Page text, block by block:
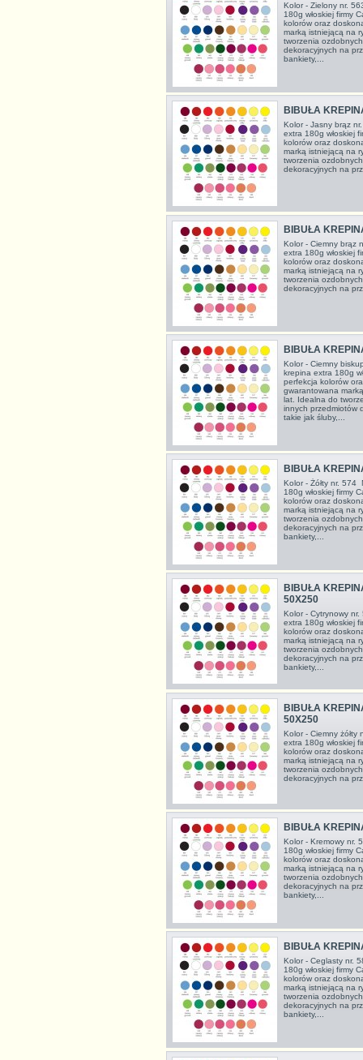
Kolor - Zielony nr.
180g włoskiej firmy
kolorów oraz
marką istniejącą na
tworzenia
dekoracyjnych na
bankiety,...
BIBUŁA
Kolor - Jasny brąz
extra 180g włoskiej
kolorów oraz
marką istniejącą na
tworzenia
dekoracyjnych na
BIBUŁA
Kolor - Ciemny brąz
extra 180g włoskiej
kolorów oraz
marką istniejącą na
tworzenia
dekoracyjnych na
BIBUŁA
Kolor - Ciemny
krepina extra 180g
perfekcja kolorów
gwarantowana
lat. Idealna do
innych przedmiotów
takie jak śluby,...
BIBUŁA
Kolor - Żółty nr. 574
180g włoskiej firmy
kolorów oraz
marką istniejącą na
tworzenia
dekoracyjnych na
bankiety,...
BIBUŁA
50X250
Kolor - Cytrynowy
extra 180g włoskiej
kolorów oraz
marką istniejącą na
tworzenia
dekoracyjnych na
bankiety,...
BIBUŁA
50X250
Kolor - Ciemny żółty
extra 180g włoskiej
kolorów oraz
marką istniejącą na
tworzenia
dekoracyjnych na
BIBUŁA
Kolor - Kremowy nr.
180g włoskiej firmy
kolorów oraz
marką istniejącą na
tworzenia
dekoracyjnych na
bankiety,...
BIBUŁA
Kolor - Ceglasty nr.
180g włoskiej firmy
kolorów oraz
marką istniejącą na
tworzenia
dekoracyjnych na
bankiety,...